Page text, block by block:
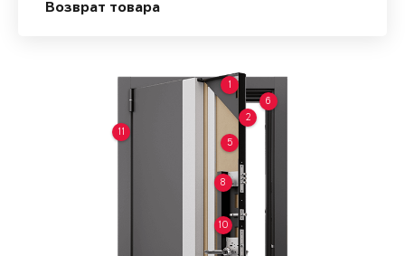
Возврат товара
1
2
5
6
8
10
11